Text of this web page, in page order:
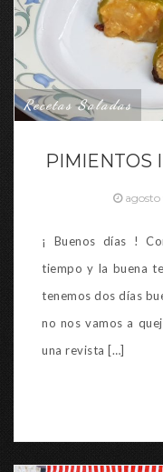
Recetas Saladas
PIMIENTOS
agosto
¡ Buenos días !
tiempo y la buena
tenemos dos días
no nos vamos a
una revista […]